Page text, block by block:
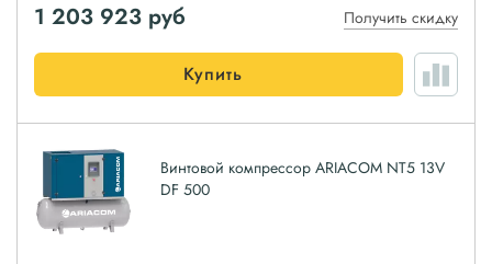
1 203 923 руб Получить скидку
Купить
Винтовой компрессор ARIACOM NT5 13V
DF 500